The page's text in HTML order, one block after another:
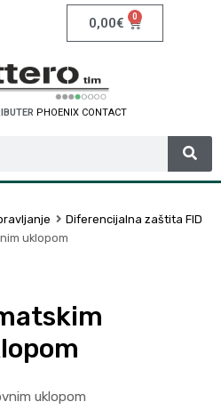
0,00€ 0
PHOENIX CONTACT
Diferencijalna zaštita FID
uklopom
uklopom